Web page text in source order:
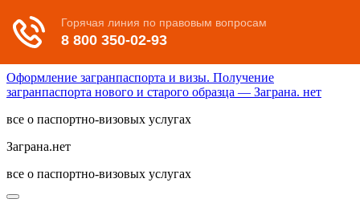
Оформление загранпаспорта и визы. Получение
загранпаспорта нового и старого образца — Заграна. нет
все о паспортно-визовых услугах
Заграна.нет
все о паспортно-визовых услугах